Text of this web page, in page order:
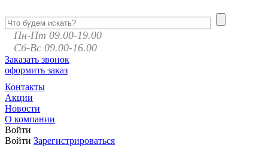
Пн-Пт 09.00-19.00
Сб-Вс 09.00-16.00
Заказать звонок
оформить заказ
Контакты
Акции
Новости
О компании
Войти
Войти Зарегистрироваться